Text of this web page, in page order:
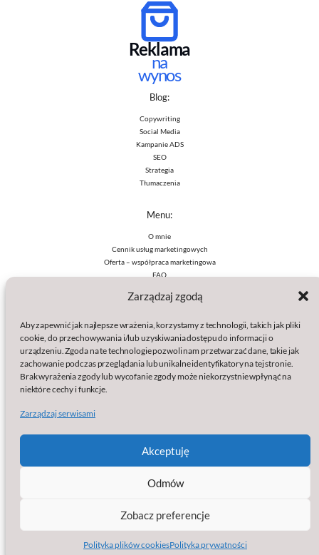
Zarządzaj zgodą
Aby zapewnić jak najlepsze wrażenia, korzystamy z technologii, takich jak pliki
cookie, do przechowywania i/lub uzyskiwania dostępu do informacji o
urządzeniu. Zgoda na te technologie pozwoli nam przetwarzać dane, takie jak
zachowanie podczas przeglądania lub unikalne identyfikatory na tej stronie.
Brak wyrażenia zgody lub wycofanie zgody może niekorzystnie wpłynąć na
niektóre cechy i funkcje.
Zarządzaj serwisami
Akceptuję
Odmów
Zobacz preferencje
Polityka plików cookiesPolityka prywatności
Reklama
na
wynos
Blog:
Copywriting
Social Media
Kampanie ADS
SEO
Strategia
Tłumaczenia
Menu:
O mnie
Cennik usług marketingowych
Oferta – współpraca marketingowa
FAQ
Polityki:
Polityka prywatności
Polityka plików cookies (EU)
Wydawcą serwisu jest:
baSap sp. z o.o.
Regon: 387102999
© 2026 reklamanawynos.pl Projekt i realizacja: